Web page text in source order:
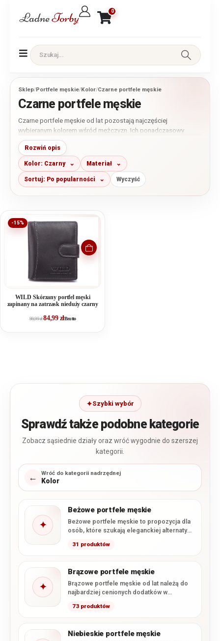
0
Sklep/Portfele męskie/Kolor/Czarne portfele męskie
Czarne portfele męskie
Czarne portfele męskie od lat pozostają najczęściej
wybieranym kolorem wśród mężczyzn. Ich ponadczasowy
wygląd sprawia, że pasują zarówno do eleganckiego garnituru,
jak i codziennych stylizacji. W naszej ofercie znajdziesz modele
wykonane ze skóry naturalnej i ekologicznej w różnych
rozmiarach, fasonach oraz odcieniach czerni.
Rozwiń opis
Kolor: Czarny Materiał
Sortuj: Po popularności Wyczyść
-15%
WILD Skórzany portfel męski
zapinany na zatrzask nieduży czarny
99,99zł84,99 złBrutto
Szybki wybór
Sprawdź także podobne kategorie
Zobacz sąsiednie działy oraz wróć wygodnie do szerszej
kategorii.
← Wróć do kategorii nadrzędnej
Kolor
✦
Beżowe portfele męskie
Beżowe portfele męskie to propozycja dla
osób, które szukają eleganckiej alternatywy
31 produktów
✦
Brązowe portfele męskie
Brązowe portfele męskie od lat należą do
najbardziej cenionych dodatków w
brązu…
73 produktów
Niebieskie portfele męskie